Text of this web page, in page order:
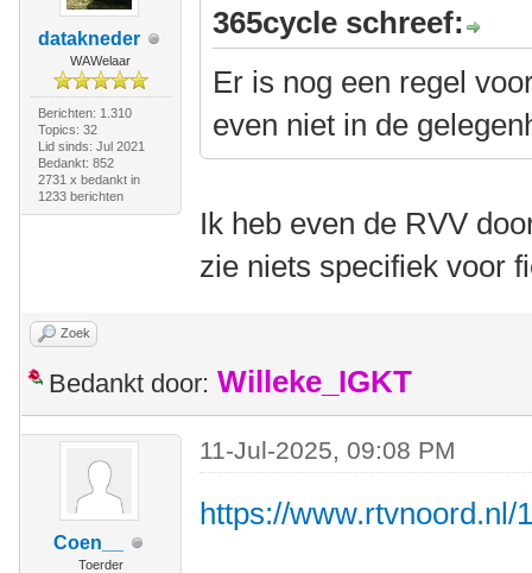
datakneder
WAWelaar
Berichten: 1.310
Topics: 32
Lid sinds: Jul 2021
Bedankt: 852
2731 x bedankt in
1233 berichten
365cycle schreef:
Er is nog een regel
even niet in de
Ik heb even de RVV
zie niets specifiek voor
Zoek
Bedankt door: Willeke_IGKT
Coen__
Toerder
11-Jul-2025, 09:08 PM
https://www.rtvnoord.nl/